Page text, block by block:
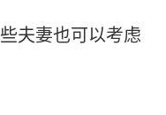
夫妻也可以考虑